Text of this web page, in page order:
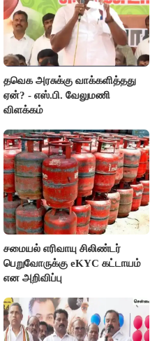
தவெக அரசுக்கு வாக்களித்தது
ஏன்? - எஸ்.பி. வேலுமணி
விளக்கம்
சமையல் எரிவாயு சிலிண்டர்
பெறுவோருக்கு eKYC கட்டாயம்
என அறிவிப்பு